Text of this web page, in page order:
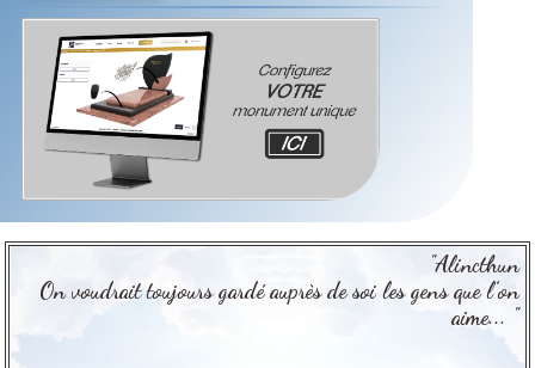
"Alincthun
On voudrait toujours gardé auprès de soi les gens que l’on
aime... "